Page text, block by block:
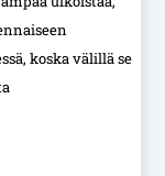
koska välillä se